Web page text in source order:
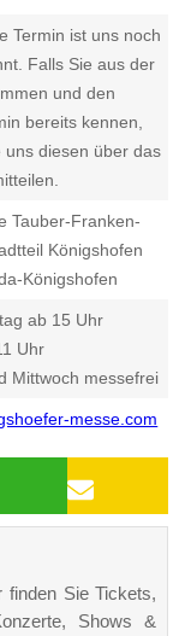
Termin ist uns noch
Falls Sie aus der
und den
bereits kennen,
uns diesen über das
Tauber-Franken-
Königshofen
Königshofen
ab 15 Uhr
Uhr
Mittwoch messefrei
messe.com
finden Sie Tickets,
Shows &